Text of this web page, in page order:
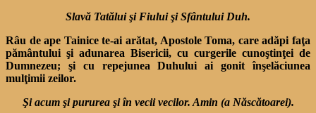
Slavă Tatălui şi Fiului şi Sfântului Duh.
Râu de ape Tainice te-ai ară­tat, Apostole Toma, care adăpi faţa
pământului şi adunarea Bisericii, cu curgerile cunoştinţei de
Dumnezeu; şi cu repejunea Duhului ai gonit înşelăciunea
mulţimii zeilor.
Şi acum şi pururea şi în vecii vecilor. Amin (a Născătoarei).